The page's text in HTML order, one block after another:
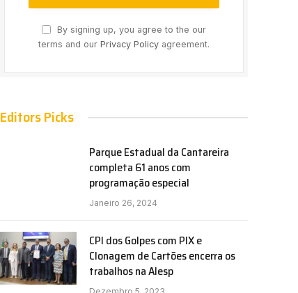
By signing up, you agree to the our
terms and our Privacy Policy agreement.
Editors Picks
Parque Estadual da Cantareira
completa 61 anos com
programação especial
Janeiro 26, 2024
CPI dos Golpes com PIX e
Clonagem de Cartões encerra os
trabalhos na Alesp